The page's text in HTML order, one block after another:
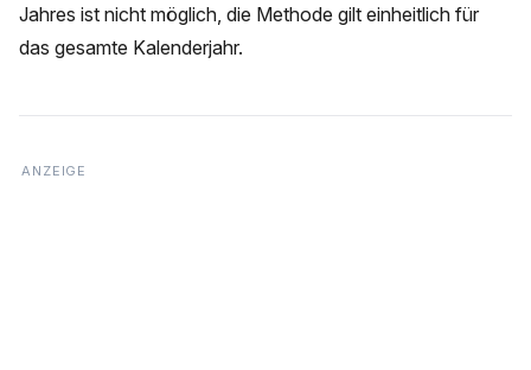
Jahres ist nicht möglich, die Methode gilt einheitlich für
das gesamte Kalenderjahr.